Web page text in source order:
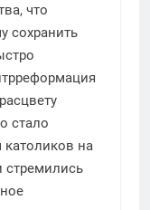
что
сохранить
стало
на